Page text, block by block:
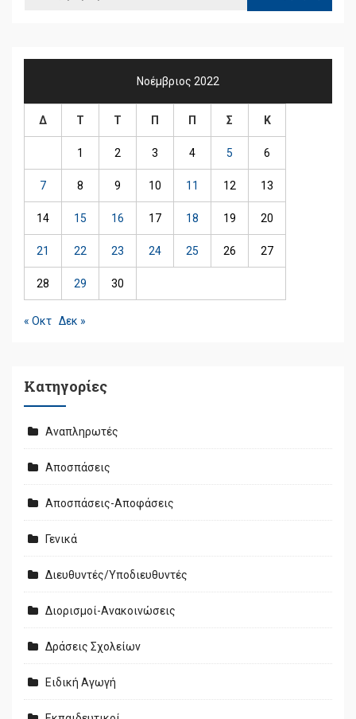
Νοέμβριος 2022
Δ Τ Τ Π Π Σ Κ
1 2 3 4 5 6
7 8 9 10 11 12 13
14 15 16 17 18 19 20
21 22 23 24 25 26 27
28 29 30
« Οκτ Δεκ »
Kατηγορίες
Αναπληρωτές
Αποσπάσεις
Αποσπάσεις-Αποφάσεις
Γενικά
Διευθυντές/Υποδιευθυντές
Διορισμοί-Ανακοινώσεις
Δράσεις Σχολείων
Ειδική Αγωγή